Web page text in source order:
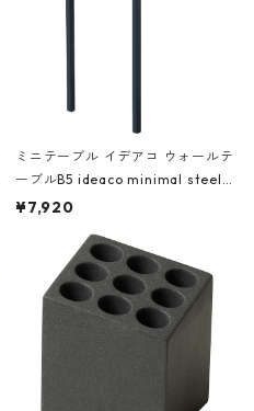
ミニテーブル イデアコ ウォールテ
ーブルB5 ideaco minimal steel f
urniture WALL Table B5 ネイビー
¥7,920